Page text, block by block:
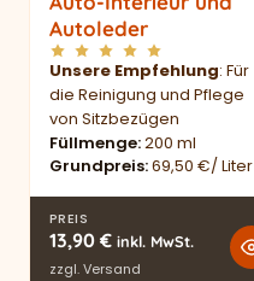
Autoleder
Unsere Empfehlung: Für
die Reinigung und Pflege
von Sitzbezügen
Füllmenge 200 ml
Grundpreis 69,50 €/ Liter
PREIS
13,90 € inkl. MwSt.
zzgl.Versand